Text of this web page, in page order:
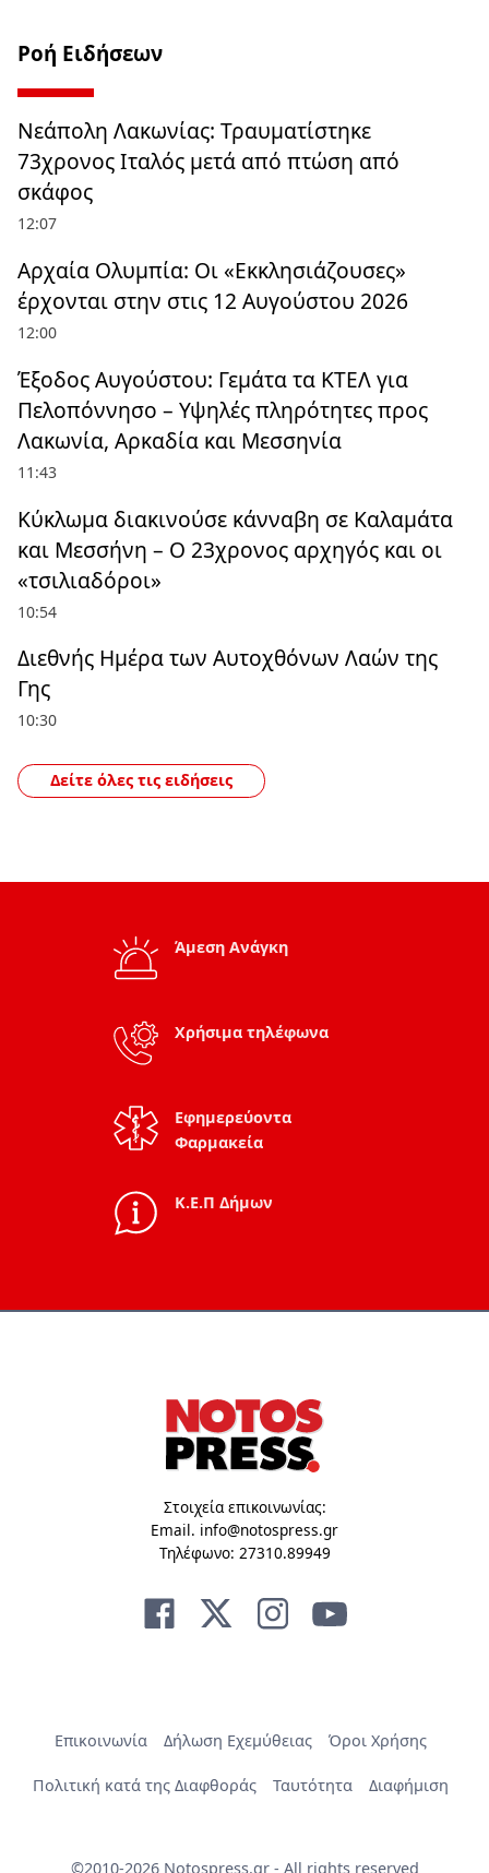
Ροή Ειδήσεων
Νεάπολη Λακωνίας: Τραυματίστηκε
73χρονος Ιταλός μετά από πτώση από
σκάφος
12:07
Αρχαία Ολυμπία: Οι «Εκκλησιάζουσες»
έρχονται στην στις 12 Αυγούστου 2026
12:00
Έξοδος Αυγούστου: Γεμάτα τα ΚΤΕΛ για
Πελοπόννησο – Υψηλές πληρότητες προς
Λακωνία, Αρκαδία και Μεσσηνία
11:43
Κύκλωμα διακινούσε κάνναβη σε Καλαμάτα
και Μεσσήνη – Ο 23χρονος αρχηγός και οι
«τσιλιαδόροι»
10:54
Διεθνής Ημέρα των Αυτοχθόνων Λαών της
Γης
10:30
Δείτε όλες τις ειδήσεις
Άμεση Ανάγκη
Χρήσιμα τηλέφωνα
Εφημερεύοντα
Φαρμακεία
Κ.Ε.Π Δήμων
Στοιχεία επικοινωνίας:
Email. info@notospress.gr
Τηλέφωνο: 27310.89949
Επικοινωνία Δήλωση Εχεμύθειας Όροι Χρήσης
Πολιτική κατά της Διαφθοράς Ταυτότητα Διαφήμιση
©2010-2026 Notospress.gr - All rights reserved